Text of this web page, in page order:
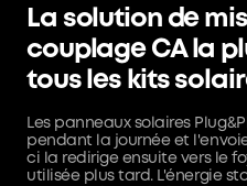
La solution de
couplage CA la
tous les kits
Les panneaux solaires
pendant la journée et
ci la redirige ensuite vers le
utilisée plus tard. L'énergie